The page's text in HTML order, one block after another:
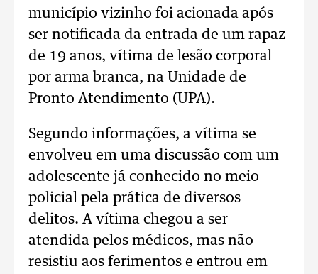
município vizinho foi acionada após
ser notificada da entrada de um rapaz
de 19 anos, vítima de lesão corporal
por arma branca, na Unidade de
Pronto Atendimento (UPA).
Segundo informações, a vítima se
envolveu em uma discussão com um
adolescente já conhecido no meio
policial pela prática de diversos
delitos. A vítima chegou a ser
atendida pelos médicos, mas não
resistiu aos ferimentos e entrou em